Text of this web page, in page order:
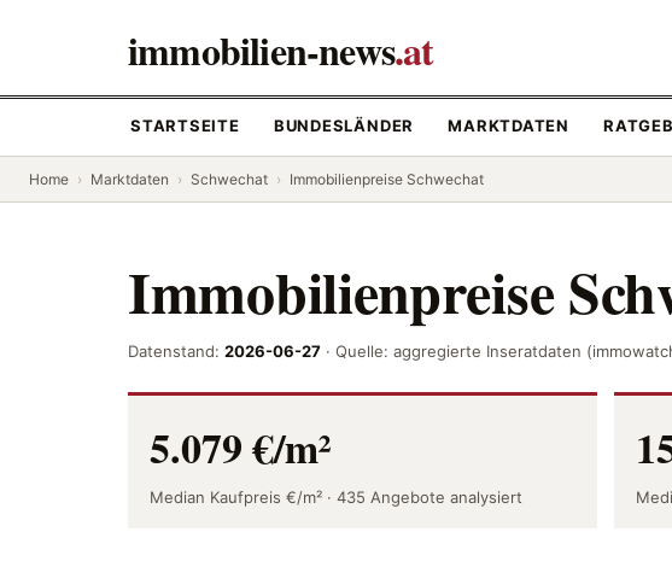
immobilien-news.at
STARTSEITE BUNDESLÄNDER MARKTDATEN
Home › Marktdaten › Schwechat › Immobilienpreise Schwechat
Immobilienpreise
Datenstand: 2026-06-27 · Quelle: aggregierte Inseratdaten
5.079 €/m²
Median Kaufpreis €/m² · 435 Angebote analysiert